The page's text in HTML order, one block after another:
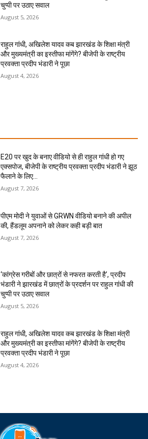
चुप्पी पर उठाए सवाल
August 5, 2026
राहुल गांधी, अखिलेश यादव कब झारखंड के शिक्षा मंत्री
और मुख्यमंत्री का इस्तीफा मांगेंगे? बीजेपी के राष्ट्रीय
प्रवक्ता प्रदीप भंडारी ने पूछा
August 4, 2026
E20 पर खुद के बनाए वीडियो से ही राहुल गांधी हो गए
एक्सपोज, बीजेपी के राष्ट्रीय प्रवक्ता प्रदीप भंडारी ने झूठ
फैलाने के लिए...
August 7, 2026
पीएम मोदी ने युवाओं से GRWN वीडियो बनाने की अपील
की, हैंडलूम अपनाने को लेकर कही बड़ी बात
August 7, 2026
‘कांग्रेस गरीबों और छात्रों से नफरत करती है’, प्रदीप
भंडारी ने झारखंड में छात्रों के प्रदर्शन पर राहुल गांधी की
चुप्पी पर उठाए सवाल
August 5, 2026
राहुल गांधी, अखिलेश यादव कब झारखंड के शिक्षा मंत्री
और मुख्यमंत्री का इस्तीफा मांगेंगे? बीजेपी के राष्ट्रीय
प्रवक्ता प्रदीप भंडारी ने पूछा
August 4, 2026